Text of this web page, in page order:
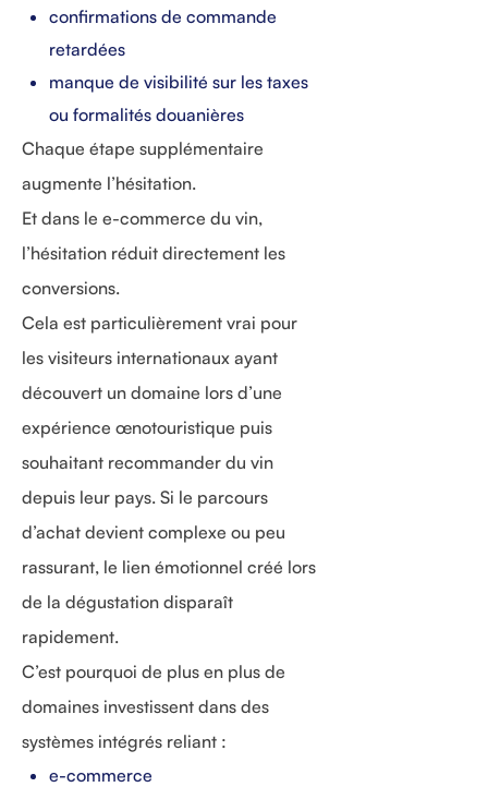
confirmations de commande
retardées
manque de visibilité sur les taxes
ou formalités douanières
Chaque étape supplémentaire
augmente l’hésitation.
Et dans le e-commerce du vin,
l’hésitation réduit directement les
conversions.
Cela est particulièrement vrai pour
les visiteurs internationaux ayant
découvert un domaine lors d’une
expérience œnotouristique puis
souhaitant recommander du vin
depuis leur pays. Si le parcours
d’achat devient complexe ou peu
rassurant, le lien émotionnel créé lors
de la dégustation disparaît
rapidement.
C’est pourquoi de plus en plus de
domaines investissent dans des
systèmes intégrés reliant :
e-commerce